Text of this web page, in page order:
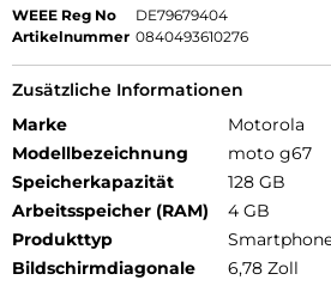
WEEE Reg No
DE79679404
Artikelnummer 0840493610276
Zusätzliche Informationen
Marke
Motorola
Modellbezeichnung
moto g67
Speicherkapazität
128 GB
Arbeitsspeicher (RAM)
4 GB
Produkttyp
Bildschirmdiagonale
6,78 Zoll